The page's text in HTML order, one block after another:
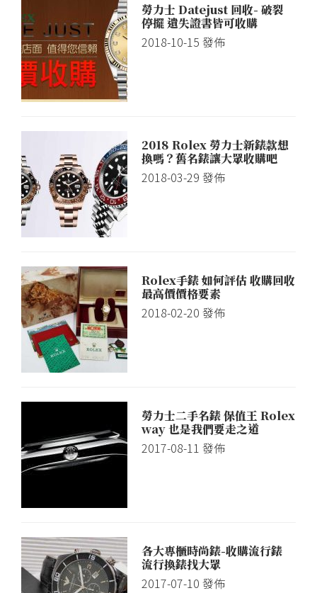
勞力士 Datejust 回收- 破裂
停擺 遺失證書皆可收購
2018-10-15 發佈
2018 Rolex 勞力士新錶款想
換嗎？舊名錶讓大眾收購吧
2018-03-29 發佈
Rolex手錶 如何評估 收購回收
最高價價格要素
2018-02-20 發佈
勞力士二手名錶 保值王 Rolex
way 也是我們要走之道
2017-08-11 發佈
各大專櫃時尚錶-收購流行錶
流行換錶找大眾
2017-07-10 發佈